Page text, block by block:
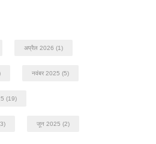
अप्रैल 2026 (1)
नवंबर 2025 (5)
(19)
जून 2025 (2)